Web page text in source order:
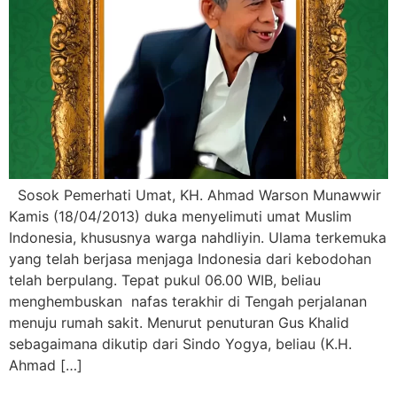
Sosok Pemerhati Umat, KH. Ahmad Warson Munawwir
Kamis (18/04/2013) duka menyelimuti umat Muslim
Indonesia, khususnya warga nahdliyin. Ulama terkemuka
yang telah berjasa menjaga Indonesia dari kebodohan
telah berpulang. Tepat pukul 06.00 WIB, beliau
menghembuskan nafas terakhir di Tengah perjalanan
menuju rumah sakit. Menurut penuturan Gus Khalid
sebagaimana dikutip dari Sindo Yogya, beliau (K.H.
Ahmad […]